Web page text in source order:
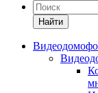
Найти